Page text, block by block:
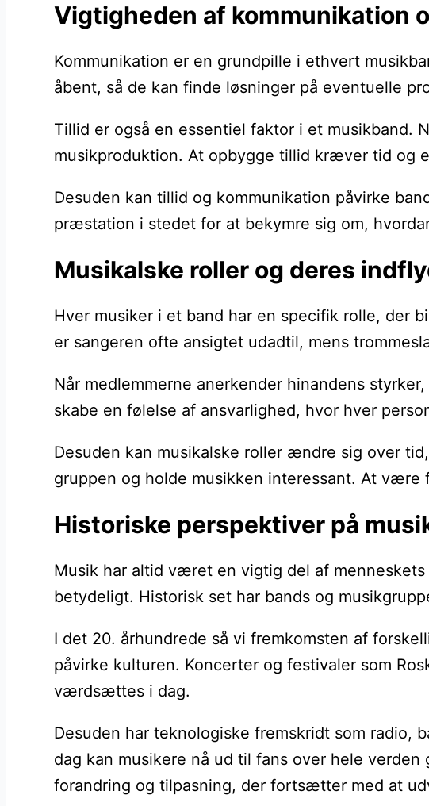
Vigtigheden af kommunikation
Kommunikation er en grundpille i ethvert
åbent, så de kan finde løsninger på eventuelle
Tillid er også en essentiel faktor i et musikband.
musikproduktion. At opbygge tillid kræver tid og
Desuden kan tillid og kommunikation påvirke
præstation i stedet for at bekymre sig om,
Musikalske roller og deres
Hver musiker i et band har en specifik rolle, der
er sangeren ofte ansigtet udadtil, mens
Når medlemmerne anerkender hinandens
skabe en følelse af ansvarlighed, hvor hver
Desuden kan musikalske roller ændre sig over
gruppen og holde musikken interessant. At
Historiske perspektiver på
Musik har altid været en vigtig del af
betydeligt. Historisk set har bands og
I det 20. århundrede så vi fremkomsten af
påvirke kulturen. Koncerter og festivaler som
værdsættes i dag.
Desuden har teknologiske fremskridt som radio,
dag kan musikere nå ud til fans over hele
forandring og tilpasning, der fortsætter med at